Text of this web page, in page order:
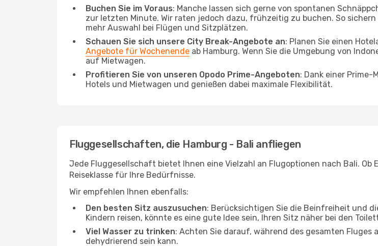
Buchen Sie im Voraus: Manche lassen sich gerne von spontanen
zur letzten Minute. Wir raten jedoch dazu, frühzeitig zu buchen. So
mehr Auswahl bei Flügen und Sitzplätzen.
Schauen Sie sich unsere City Break-Angebote an: Planen Sie einen
Angebote für Wochenende ab Hamburg. Wenn Sie die Umgebung von
auf Mietwagen.
Profitieren Sie von unseren Opodo Prime-Angeboten: Dank einer
Hotels und Mietwagen und genießen dabei maximale Flexibilität.
Fluggesellschaften, die Hamburg - Bali anfliegen
Jede Fluggesellschaft bietet Ihnen eine Vielzahl an Flugoptionen nach Bali. Ob
Reiseklasse für Ihre Bedürfnisse.
Wir empfehlen Ihnen ebenfalls:
Den besten Sitz auszusuchen: Berücksichtigen Sie die Beinfreiheit und
Kindern reisen, könnte es eine gute Idee sein, Ihren Sitz näher bei den
Viel Wasser zu trinken: Achten Sie darauf, während des gesamten
dehydrierend sein kann.